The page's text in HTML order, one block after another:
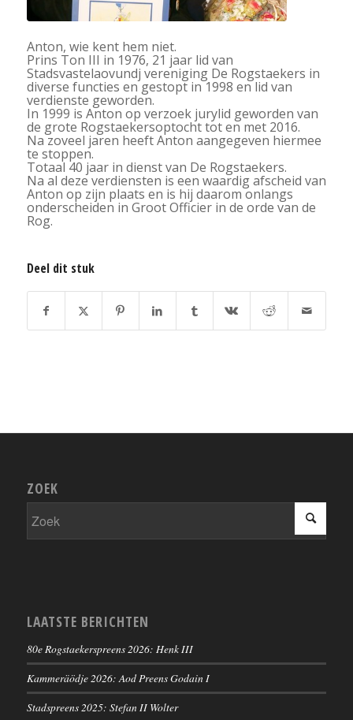
Anton, wie kent hem niet.
Prins Ton III in 1976, 21 jaar lid van
Stadsvastelaovundj vereniging De Rogstaekers in
diverse functies en gestopt in 1998 en lid van
verdienste geworden.
In 1999 is Anton op verzoek jurylid geworden van
de grote Rogstaekersoptocht tot en met 2016.
Na zoveel jaren heeft Anton aangegeven hiermee
te stoppen.
Totaal 40 jaar in dienst van De Rogstaekers.
Na al deze verdiensten is een waardig afscheid van
Anton op zijn plaats en is hij daarom onlangs
onderscheiden in Groot Officier in de orde van de
Rog.
Deel dit stuk
ZOEK
LAATSTE BERICHTEN
80e Rogstaekerspreens 2026: Henk III
Kammeräödje 2026: Aod Preens Godain I
Stadspreens 2025: Stefan II Wolter